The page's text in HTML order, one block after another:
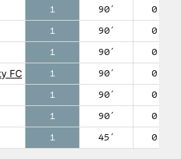
1 90′
0
1 90′
0
1 90′
0
FC 1 90′
0
1 90′
0
1 90′
0
1 45′ 0